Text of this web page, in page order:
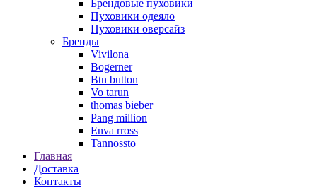
Брендовые пуховики
Пуховики одеяло
Пуховики оверсайз
Бренды
Vivilona
Bogerner
Btn button
Vo tarun
thomas bieber
Pang million
Enva rross
Tannossto
Главная
Доставка
Контакты